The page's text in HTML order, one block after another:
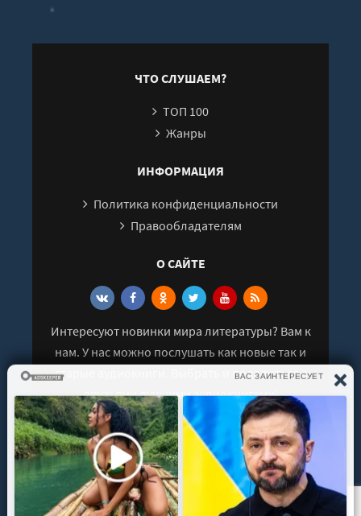
ЧТО СЛУШАЕМ?
ТОП 100
Жанры
ИНФОРМАЦИЯ
Политика конфиденциальности
Правообладателям
О САЙТЕ
Интересуют новинки мира литературы? Вам к
нам. У нас можно послушать как новые так и
старые аудиокниги. Выбрать и поделиться с
друзьями лучшими аудиокнигами!
© 2021 - 2026 kniga-audio.net. Все права
защищены.